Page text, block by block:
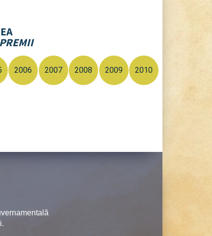
2006 2007 2008 2009 2010